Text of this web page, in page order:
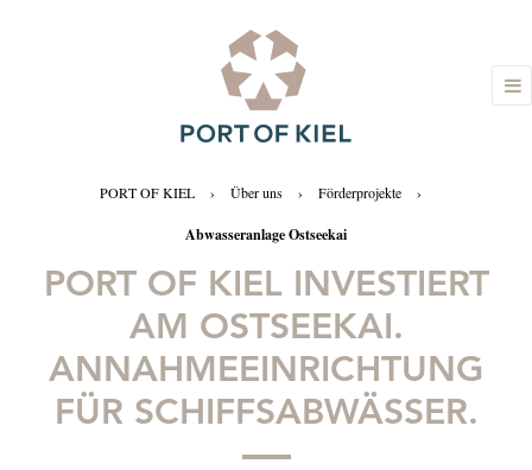
PORT OF KIEL › Über uns › Förderprojekte ›
Abwasseranlage Ostseekai
PORT OF KIEL INVESTIERT
AM OSTSEEKAI.
ANNAHMEEINRICHTUNG
FÜR SCHIFFSABWÄSSER.